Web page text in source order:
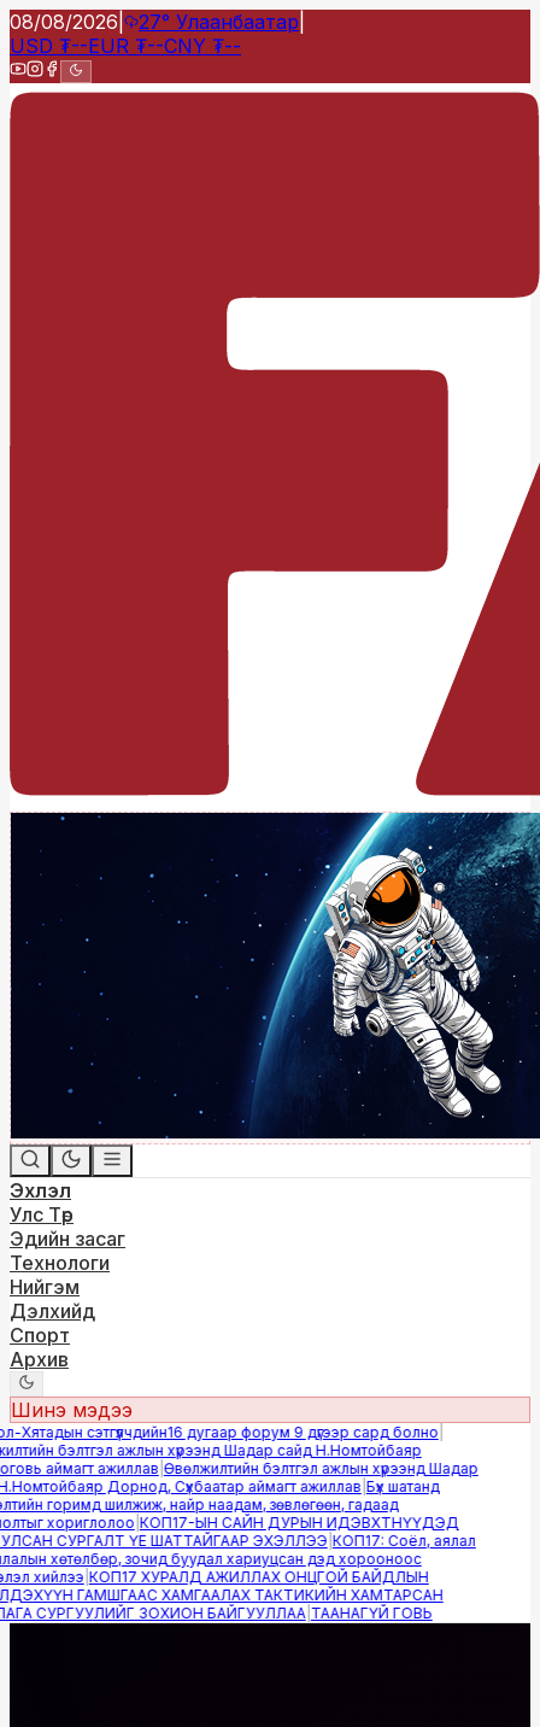
08/08/2026 27° Улаанбаатар
USD ₮--EUR ₮--CNY ₮--
Эхлэл
Улс Төр
Эдийн засаг
Технологи
Нийгэм
Дэлхийд
Спорт
Архив
Шинэ мэдээ
сэтгүүлчдийн16 дугаар форум 9 дүгээр сард болно|
бэлтгэл ажлын хүрээнд Шадар сайд Н.Номтойбаяр
аймагт ажиллав|Өвөлжилтийн бэлтгэл ажлын хүрээнд Шадар
Дорнод, Сүхбаатар аймагт ажиллав|Бүх шатанд
горимд шилжиж, найр наадам, зөвлөгөөн, гадаад
хориглолоо|КОП17-ЫН САЙН ДУРЫН ИДЭВХТНҮҮДЭД
СУРГАЛТ ҮЕ ШАТТАЙГААР ЭХЭЛЛЭЭ|КОП17: Соёл, аялал
хөтөлбөр, зочид буудал хариуцсан дэд хорооноос
хийлээ|КОП17 ХУРАЛД АЖИЛЛАХ ОНЦГОЙ БАЙДЛЫН
ГАМШГААС ХАМГААЛАХ ТАКТИКИЙН ХАМТАРСАН
СУРГУУЛИЙГ ЗОХИОН БАЙГУУЛЛАА|ТААНАГҮЙ ГОВЬ